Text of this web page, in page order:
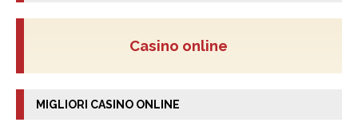
Casino online
MIGLIORI CASINO ONLINE